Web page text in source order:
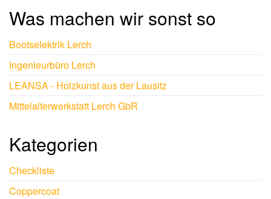
Was machen wir sonst so
Bootselektrik Lerch
Ingenieurbüro Lerch
LEANSA - Holzkunst aus der Lausitz
Mittelalterwerkstatt Lerch GbR
Kategorien
Checkliste
Coppercoat